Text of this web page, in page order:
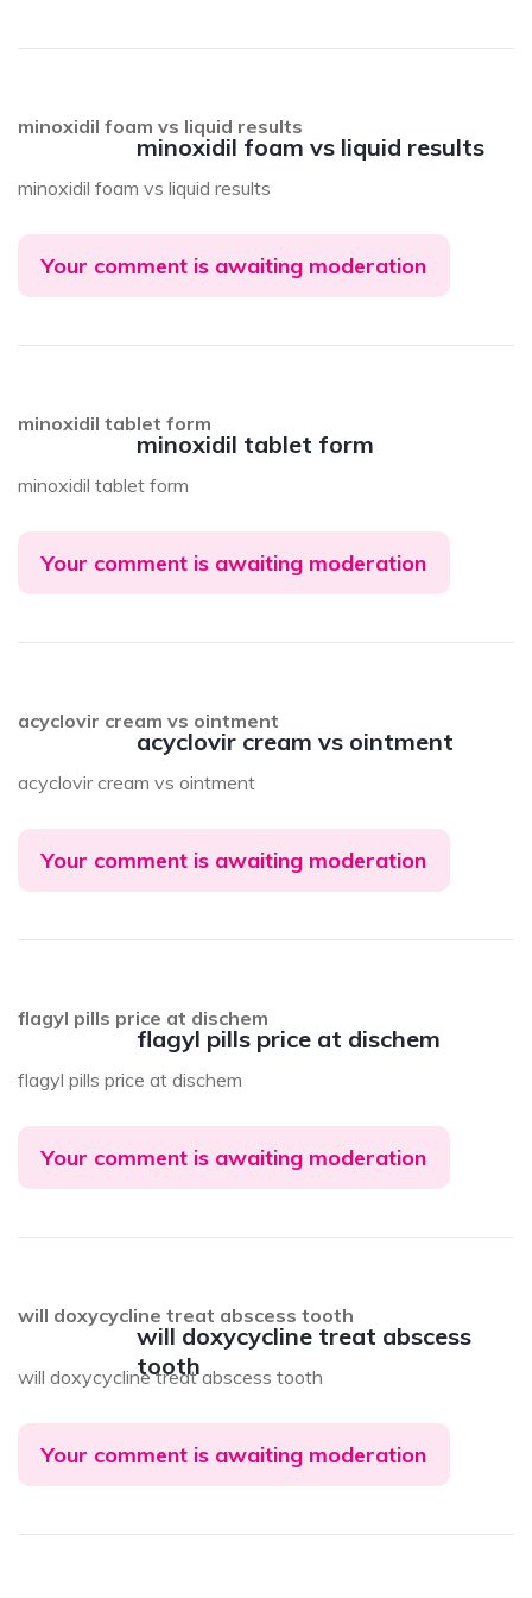
minoxidil foam vs liquid results
minoxidil foam vs liquid results
minoxidil foam vs liquid results
Your comment is awaiting moderation
minoxidil tablet form
minoxidil tablet form
minoxidil tablet form
Your comment is awaiting moderation
acyclovir cream vs ointment
acyclovir cream vs ointment
acyclovir cream vs ointment
Your comment is awaiting moderation
flagyl pills price at dischem
flagyl pills price at dischem
flagyl pills price at dischem
Your comment is awaiting moderation
will doxycycline treat abscess
tooth
will doxycycline treat abscess tooth
will doxycycline treat abscess tooth
Your comment is awaiting moderation